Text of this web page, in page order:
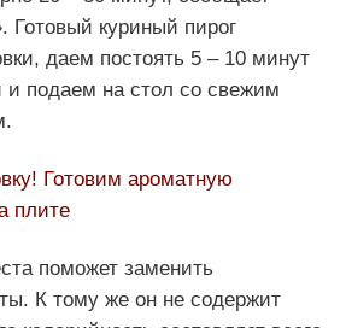
Готовый куриный пирог
даем постоять 5 – 10 минут
и подаем на стол со свежим
Готовим ароматную
плите
поможет заменить
К тому же он не содержит